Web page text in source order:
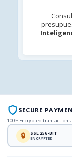
SECURE
100% Encrypted
🔒 SSL 256-BIT
ENCRYPTED